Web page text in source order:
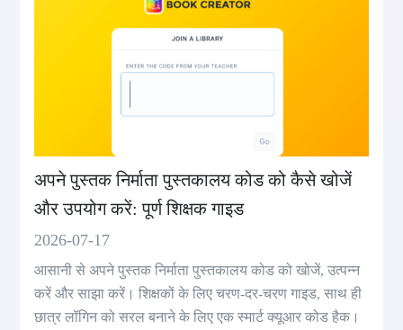
अपने पुस्तक निर्माता पुस्तकालय कोड को कैसे खोजें
और उपयोग करें: पूर्ण शिक्षक गाइड
2026-07-17
आसानी से अपने पुस्तक निर्माता पुस्तकालय कोड को खोजें, उत्पन्न
करें और साझा करें। शिक्षकों के लिए चरण-दर-चरण गाइड, साथ ही
छात्र लॉगिन को सरल बनाने के लिए एक स्मार्ट क्यूआर कोड हैक।